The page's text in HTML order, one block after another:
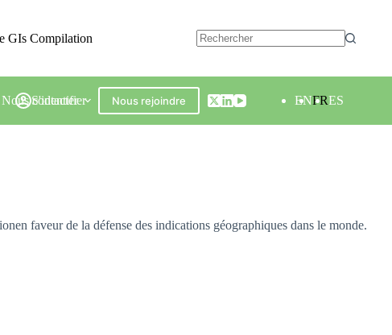
GIs Compilation
Nous contacter
S'identifier Nous rejoindre ENFRES
faveur de la défense des indications géographiques dans le monde.